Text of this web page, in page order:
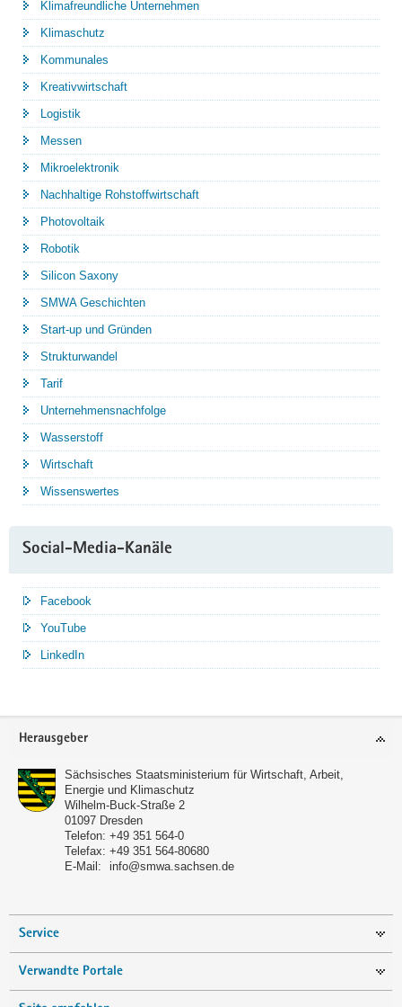
Klimafreundliche Unternehmen
Klimaschutz
Kommunales
Kreativwirtschaft
Logistik
Messen
Mikroelektronik
Nachhaltige Rohstoffwirtschaft
Photovoltaik
Robotik
Silicon Saxony
SMWA Geschichten
Start-up und Gründen
Strukturwandel
Tarif
Unternehmensnachfolge
Wasserstoff
Wirtschaft
Wissenswertes
Social-Media-Kanäle
Facebook
YouTube
LinkedIn
Service
Herausgeber
Sächsisches Staatsministerium für Wirtschaft, Arbeit,
Energie und Klimaschutz
Wilhelm-Buck-Straße 2
01097 Dresden
Telefon: +49 351 564-0
Telefax: +49 351 564-80680
E-Mail:
info@smwa.sachsen.de
Service
Verwandte Portale